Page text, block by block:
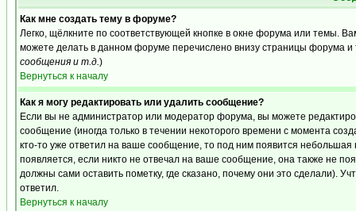
Как мне создать тему в форуме?
Легко, щёлкните по соответствующей кнопке в окне форума или темы.
можете делать в данном форуме перечислено внизу страницы форума и
сообщения и т.д.)
Вернуться к началу
Как я могу редактировать или удалить сообщение?
Если вы не администратор или модератор форума, вы можете
сообщение (иногда только в течении некоторого времени с момента
кто-то уже ответил на ваше сообщение, то под ним появится
появляется, если никто не отвечал на ваше сообщение, она также не
должны сами оставить пометку, где сказано, почему они это сделали).
ответил.
Вернуться к началу